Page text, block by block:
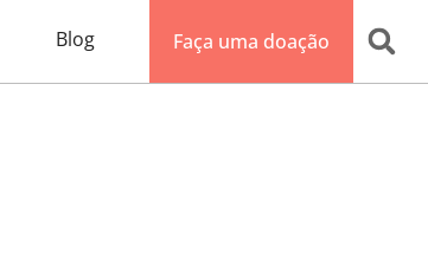
Blog Faça uma doação